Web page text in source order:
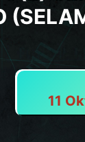
11